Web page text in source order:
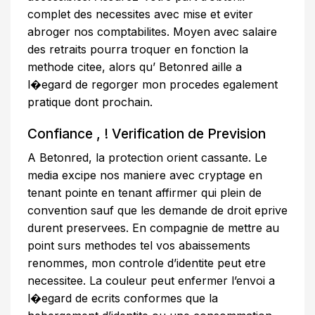
complet des necessites avec mise et eviter
abroger nos comptabilites. Moyen avec salaire
des retraits pourra troquer en fonction la
methode citee, alors qu’ Betonred aille a
l�egard de regorger mon procedes egalement
pratique dont prochain.
Confiance , ! Verification de Prevision
A Betonred, la protection orient cassante. Le
media excipe nos maniere avec cryptage en
tenant pointe en tenant affirmer qui plein de
convention sauf que les demande de droit eprive
durent preservees. En compagnie de mettre au
point surs methodes tel vos abaissements
renommes, mon controle d’identite peut etre
necessitee. La couleur peut enfermer l’envoi a
l�egard de ecrits conformes que la